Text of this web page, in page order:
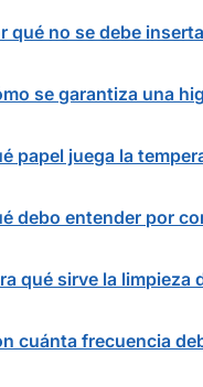
qué no se debe
se garantiza una
papel juega la
debo entender por
qué sirve la limpieza
cuánta frecuencia